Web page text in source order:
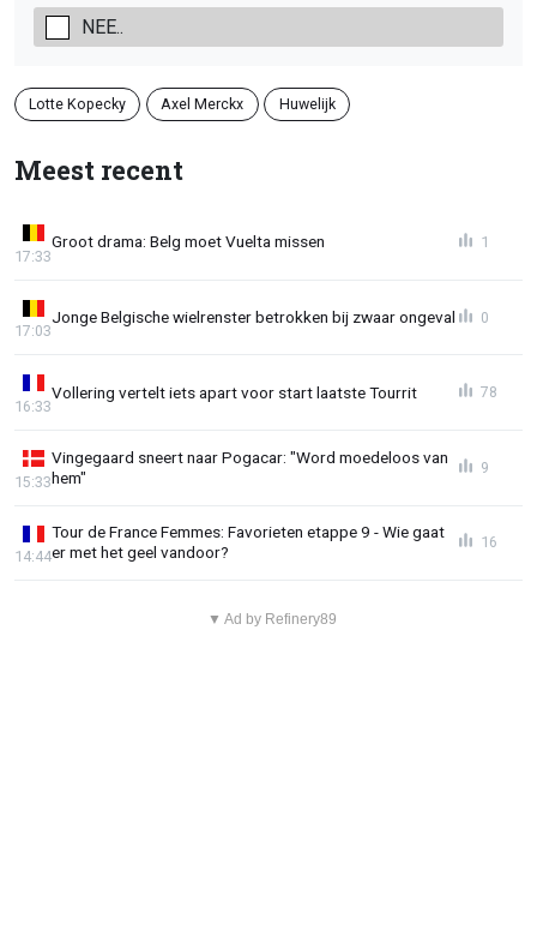
NEE..
Lotte Kopecky Axel Merckx Huwelijk
Meest recent
Groot drama: Belg moet Vuelta missen
17:33
1
Jonge Belgische wielrenster betrokken bij zwaar ongeval
17:03
0
Vollering vertelt iets apart voor start laatste Tourrit
16:33
78
Vingegaard sneert naar Pogacar: "Word moedeloos van
hem"
15:33
9
Tour de France Femmes: Favorieten etappe 9 - Wie gaat
er met het geel vandoor?
14:44
16
▼ Ad by Refinery89